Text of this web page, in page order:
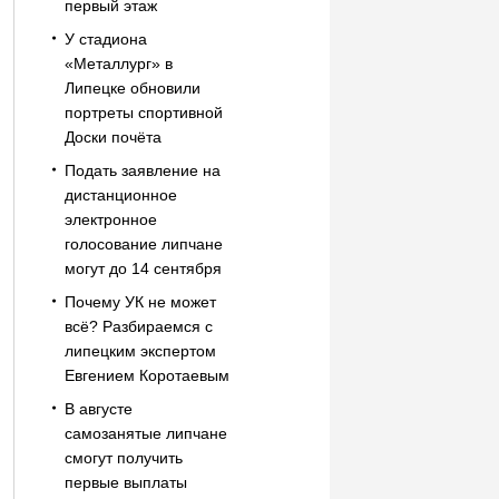
первый этаж
У стадиона
«Металлург» в
Липецке обновили
портреты спортивной
Доски почёта
Подать заявление на
дистанционное
электронное
голосование липчане
могут до 14 сентября
Почему УК не может
всё? Разбираемся с
липецким экспертом
Евгением Коротаевым
В августе
самозанятые липчане
смогут получить
первые выплаты